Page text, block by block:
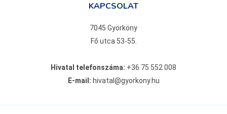
KAPCSOLAT
7045 Györköny
Fő utca 53-55.
Hivatal telefonszáma: +36 75 552 008
E-mail: hivatal@gyorkony.hu